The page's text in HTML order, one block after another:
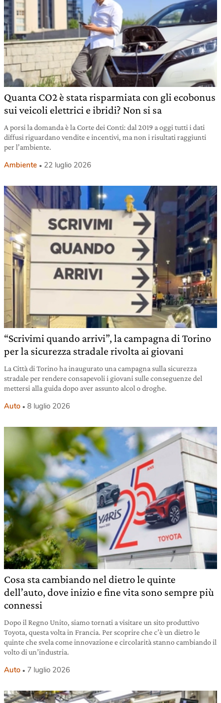
Quanta CO2 è stata risparmiata con gli ecobonus
sui veicoli elettrici e ibridi? Non si sa
A porsi la domanda è la Corte dei Conti: dal 2019 a oggi tutti i dati
diffusi riguardano vendite e incentivi, ma non i risultati raggiunti
per l’ambiente.
Ambiente 22 luglio 2026
“Scrivimi quando arrivi”, la campagna di Torino
per la sicurezza stradale rivolta ai giovani
La Città di Torino ha inaugurato una campagna sulla sicurezza
stradale per rendere consapevoli i giovani sulle conseguenze del
mettersi alla guida dopo aver assunto alcol o droghe.
Auto 8 luglio 2026
Cosa sta cambiando nel dietro le quinte
dell’auto, dove inizio e fine vita sono sempre più
connessi
Dopo il Regno Unito, siamo tornati a visitare un sito produttivo
Toyota, questa volta in Francia. Per scoprire che c’è un dietro le
quinte che svela come innovazione e circolarità stanno cambiando il
volto di un’industria.
Auto 7 luglio 2026